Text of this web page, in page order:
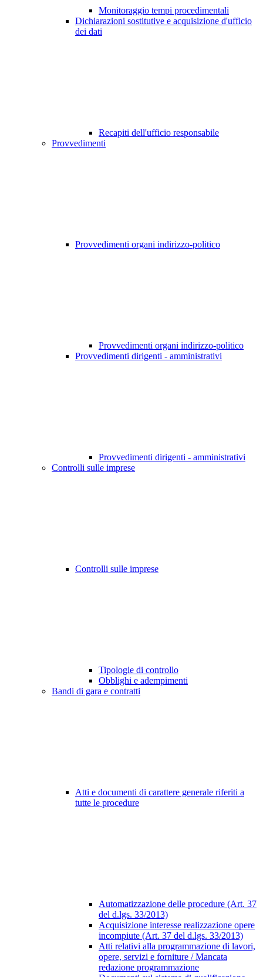
Monitoraggio tempi procedimentali
Dichiarazioni sostitutive e acquisizione d'ufficio
dei dati
Recapiti dell'ufficio responsabile
Provvedimenti
Provvedimenti organi indirizzo-politico
Provvedimenti organi indirizzo-politico
Provvedimenti dirigenti - amministrativi
Provvedimenti dirigenti - amministrativi
Controlli sulle imprese
Controlli sulle imprese
Tipologie di controllo
Obblighi e adempimenti
Bandi di gara e contratti
Atti e documenti di carattere generale riferiti a
tutte le procedure
Automatizzazione delle procedure (Art. 37
del d.lgs. 33/2013)
Acquisizione interesse realizzazione opere
incompiute (Art. 37 del d.lgs. 33/2013)
Atti relativi alla programmazione di lavori,
opere, servizi e forniture / Mancata
redazione programmazione